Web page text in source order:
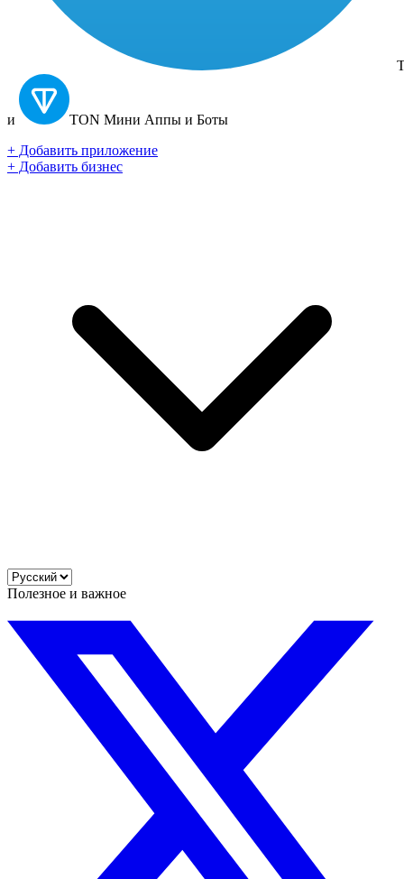
и TON Мини Аппы и Боты
+ Добавить приложение
+ Добавить бизнес
Полезное и важное